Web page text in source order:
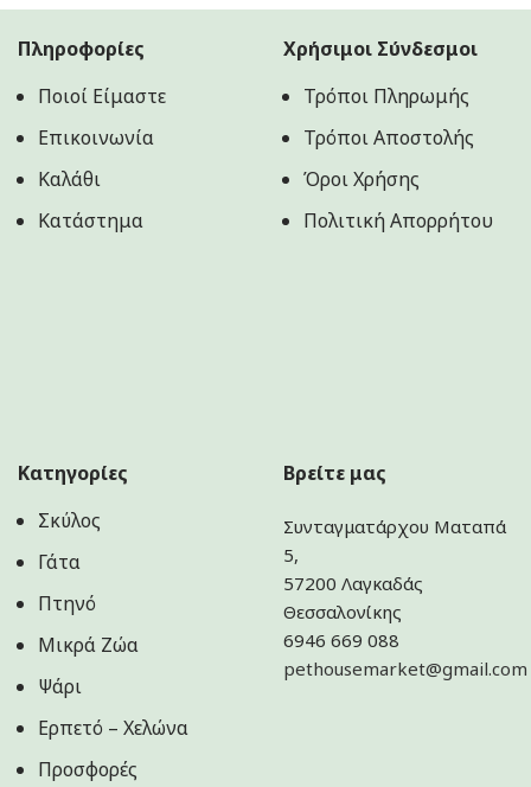
Πληροφορίες
Ποιοί Είμαστε
Επικοινωνία
Καλάθι
Κατάστημα
Χρήσιμοι Σύνδεσμοι
Τρόποι Πληρωμής
Τρόποι Αποστολής
Όροι Χρήσης
Πολιτική Aπορρήτου
Κατηγορίες
Σκύλος
Γάτα
Πτηνό
Μικρά Ζώα
Ψάρι
Ερπετό – Χελώνα
Προσφορές
Βρείτε μας
Συνταγματάρχου Ματαπά
5,
57200 Λαγκαδάς
Θεσσαλονίκης
6946 669 088
pethousemarket@gmail.com